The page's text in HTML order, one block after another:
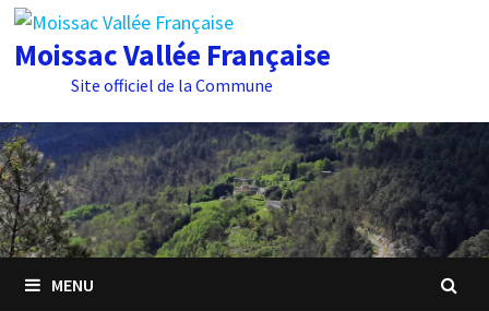
Passer
au
contenu
Moissac Vallée Française
Site officiel de la Commune
MENU